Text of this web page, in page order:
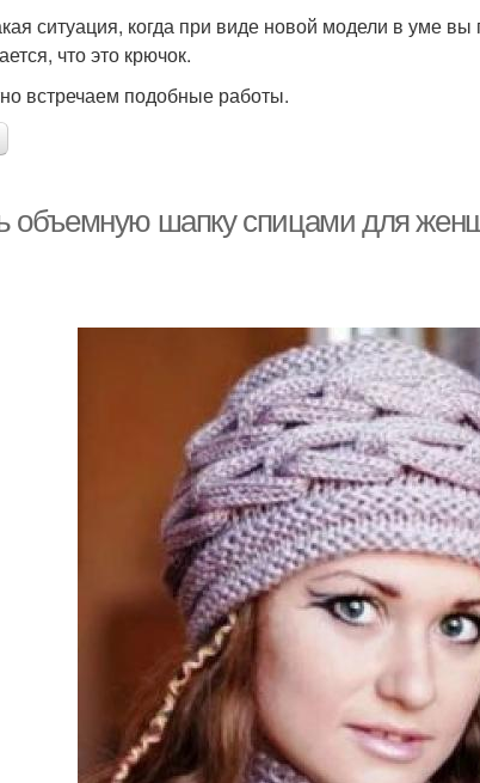
ситуация, когда при виде новой модели в уме
что это крючок.
встречаем подобные работы.
объемную шапку спицами для